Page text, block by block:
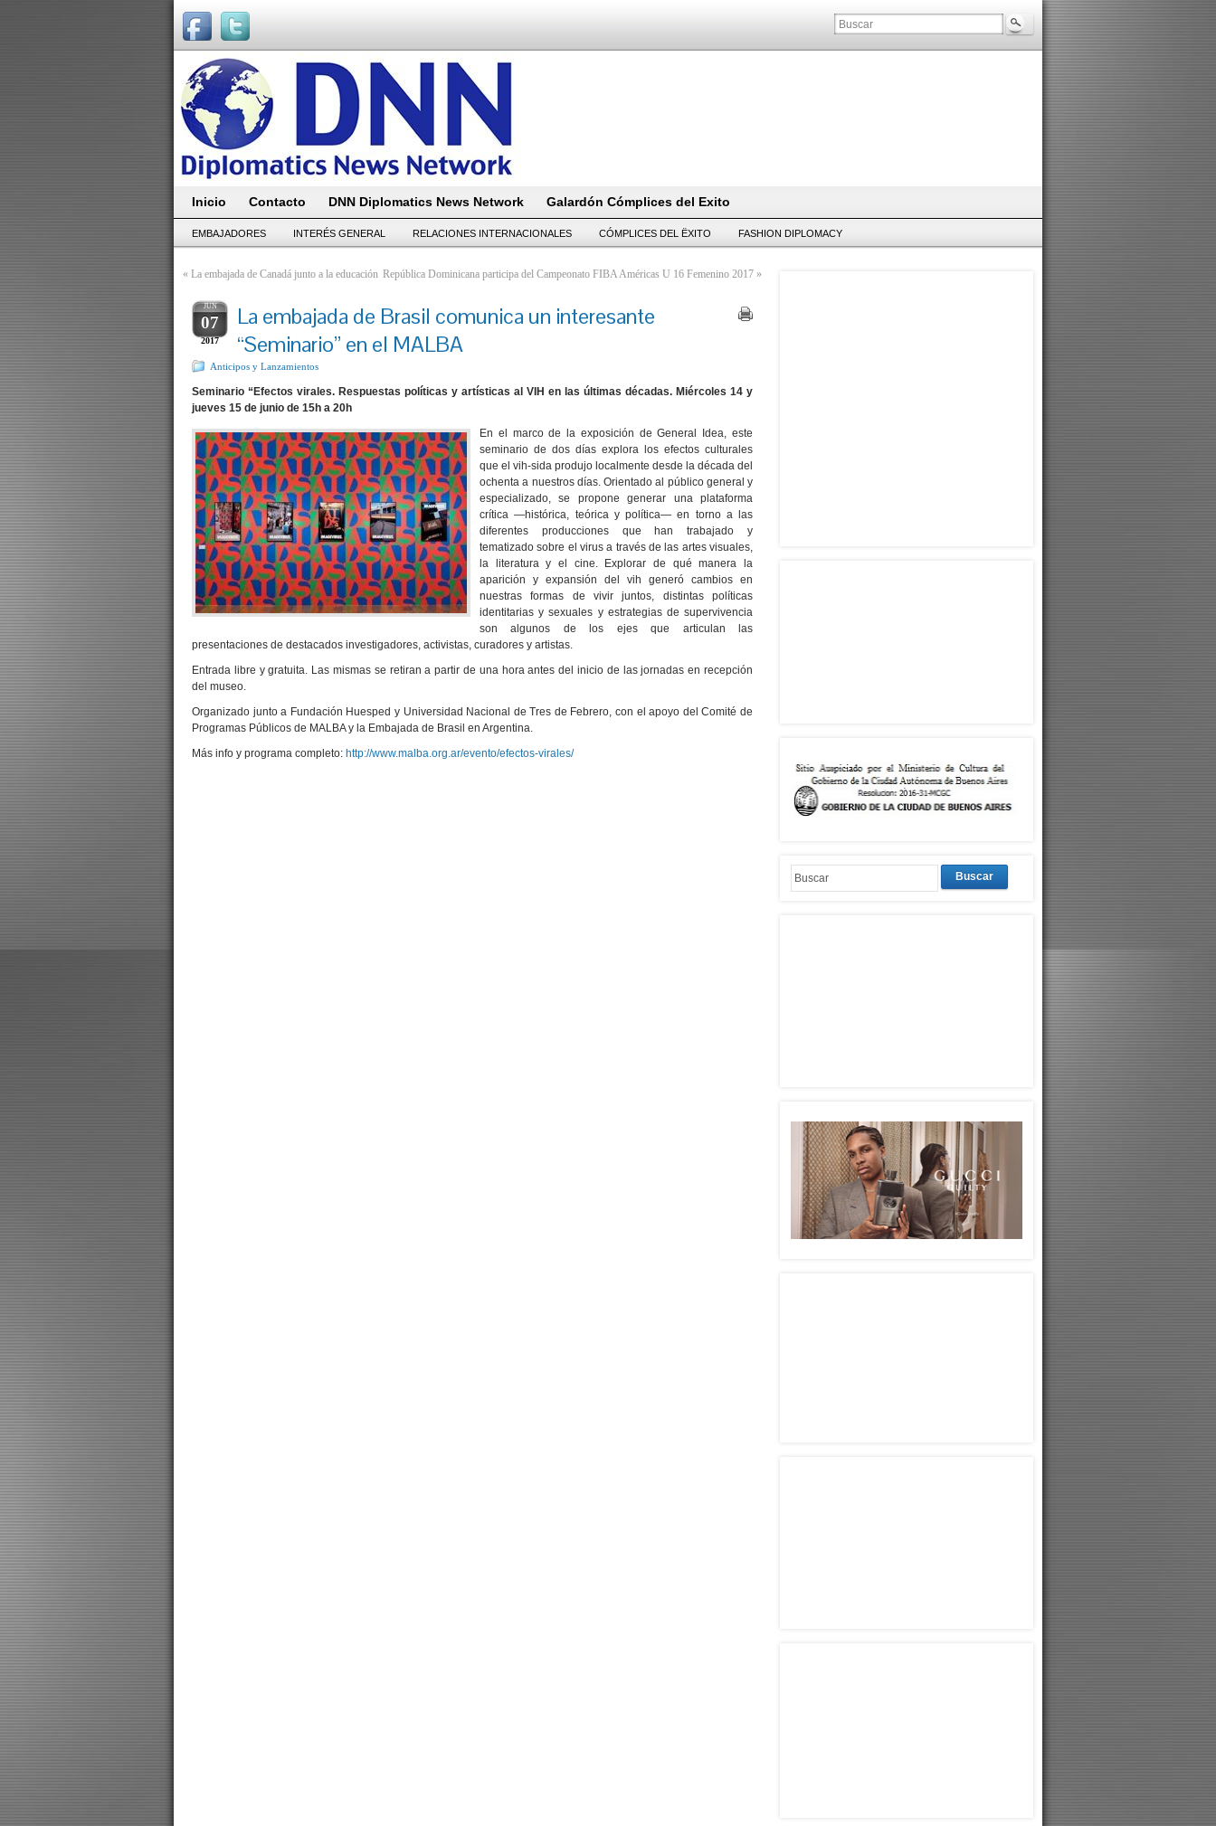
Inicio Contacto DNN Diplomatics News Network Galardón Cómplices del Exito
EMBAJADORES INTERÉS GENERAL RELACIONES INTERNACIONALES CÓMPLICES DEL ËXITO FASHION DIPLOMACY
« La embajada de Canadá junto a la educación República Dominicana participa del Campeonato FIBA Américas U 16 Femenino 2017 »
JUN
07
2017
La embajada de Brasil comunica un interesante
“Seminario” en el MALBA
Anticipos y Lanzamientos
Seminario “Efectos virales. Respuestas políticas y artísticas al VIH en las últimas décadas. Miércoles 14 y
jueves 15 de junio de 15h a 20h
En el marco de la exposición de General Idea, este
seminario de dos días explora los efectos culturales
que el vih-sida produjo localmente desde la década del
ochenta a nuestros días. Orientado al público general y
especializado, se propone generar una plataforma
crítica —histórica, teórica y política— en torno a las
diferentes producciones que han trabajado y
tematizado sobre el virus a través de las artes visuales,
la literatura y el cine. Explorar de qué manera la
aparición y expansión del vih generó cambios en
nuestras formas de vivir juntos, distintas políticas
identitarias y sexuales y estrategias de supervivencia
son algunos de los ejes que articulan las
presentaciones de destacados investigadores, activistas, curadores y artistas.
Entrada libre y gratuita. Las mismas se retiran a partir de una hora antes del inicio de las jornadas en recepción
del museo.
Organizado junto a Fundación Huesped y Universidad Nacional de Tres de Febrero, con el apoyo del Comité de
Programas Públicos de MALBA y la Embajada de Brasil en Argentina.
Más info y programa completo: http://www.malba.org.ar/evento/efectos-virales/
Buscar